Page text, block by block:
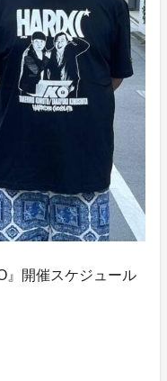
』開催スケジュール